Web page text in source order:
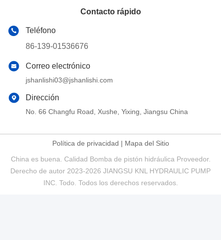
Contacto rápido
Teléfono
86-139-01536676
Correo electrónico
jshanlishi03@jshanlishi.com
Dirección
No. 66 Changfu Road, Xushe, Yixing, Jiangsu China
Política de privacidad | Mapa del Sitio
China es buena. Calidad Bomba de pistón hidráulica Proveedor.
Derecho de autor 2023-2026 JIANGSU KNL HYDRAULIC PUMP
INC. Todo. Todos los derechos reservados.